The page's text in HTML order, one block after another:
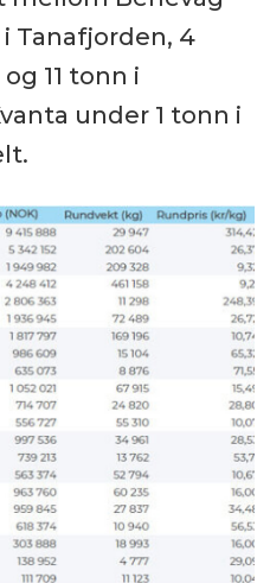
Tanafjorden, 4
11 tonn i
under 1 tonn i